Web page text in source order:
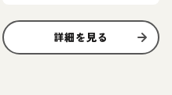
詳細を見る